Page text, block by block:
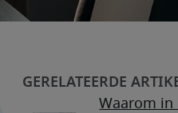
Waarom in